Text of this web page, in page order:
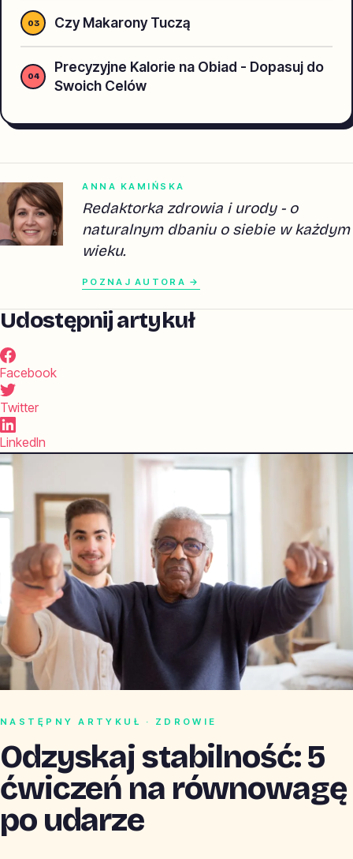
Czy Makarony Tuczą
Precyzyjne Kalorie na Obiad - Dopasuj do
Swoich Celów
ANNA KAMIŃSKA
Redaktorka zdrowia i urody - o
naturalnym dbaniu o siebie w każdym
wieku.
POZNAJ AUTORA →
Udostępnij artykuł
Facebook
Twitter
LinkedIn
NASTĘPNY ARTYKUŁ · ZDROWIE
Odzyskaj stabilność: 5
ćwiczeń na równowagę
po udarze